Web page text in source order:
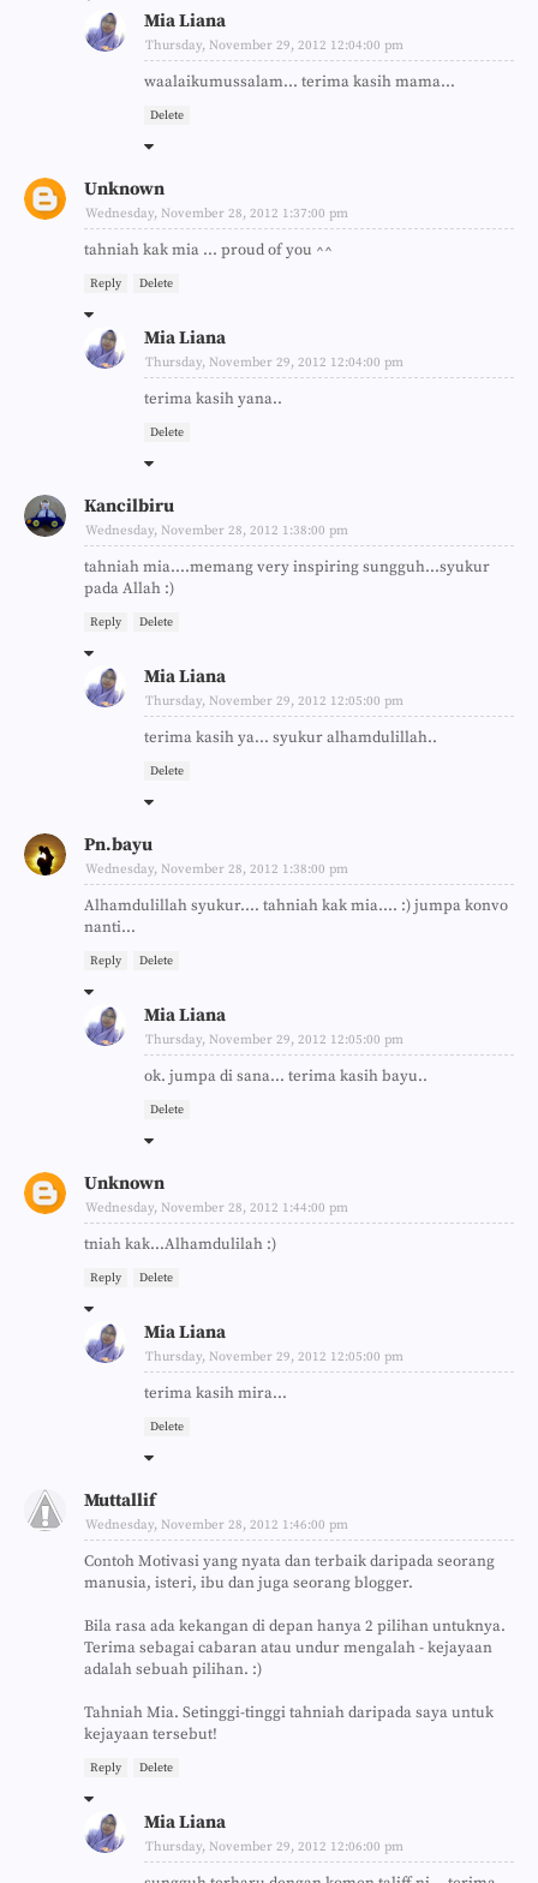
Mia Liana
Thursday, November 29, 2012 12:04:00 pm
waalaikumussalam... terima kasih mama...
Delete
Unknown
Wednesday, November 28, 2012 1:37:00 pm
tahniah kak mia ... proud of you ^^
Reply Delete
Mia Liana
Thursday, November 29, 2012 12:04:00 pm
terima kasih yana..
Delete
Kancilbiru
Wednesday, November 28, 2012 1:38:00 pm
tahniah mia....memang very inspiring sungguh...syukur
pada Allah :)
Reply Delete
Mia Liana
Thursday, November 29, 2012 12:05:00 pm
terima kasih ya... syukur alhamdulillah..
Delete
Pn.bayu
Wednesday, November 28, 2012 1:38:00 pm
Alhamdulillah syukur.... tahniah kak mia.... :) jumpa konvo
nanti...
Reply Delete
Mia Liana
Thursday, November 29, 2012 12:05:00 pm
ok. jumpa di sana... terima kasih bayu..
Delete
Unknown
Wednesday, November 28, 2012 1:44:00 pm
tniah kak...Alhamdulilah :)
Reply Delete
Mia Liana
Thursday, November 29, 2012 12:05:00 pm
terima kasih mira...
Delete
Muttallif
Wednesday, November 28, 2012 1:46:00 pm
Contoh Motivasi yang nyata dan terbaik daripada seorang
manusia, isteri, ibu dan juga seorang blogger.
Bila rasa ada kekangan di depan hanya 2 pilihan untuknya.
Terima sebagai cabaran atau undur mengalah - kejayaan
adalah sebuah pilihan. :)
Tahniah Mia. Setinggi-tinggi tahniah daripada saya untuk
kejayaan tersebut!
Reply Delete
Mia Liana
Thursday, November 29, 2012 12:06:00 pm